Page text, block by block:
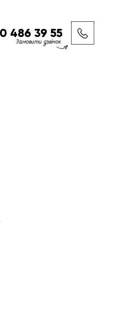
486 39 55
Замовити дзвінок